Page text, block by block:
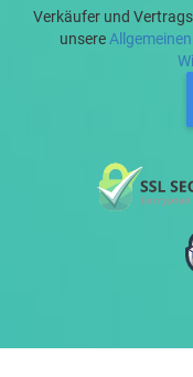
Verkäufer und
unsere